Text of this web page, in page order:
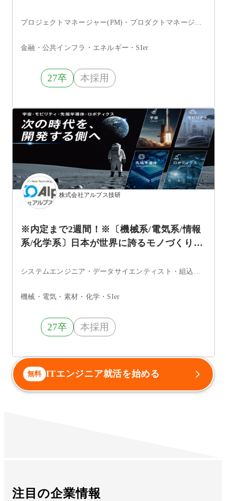
金融・公共インフラ・エネルギー・SIer
27卒 本採用
株式会社アルプス技研
※内定まで2週間！※〔機械系/電気系/情報
系/化学系〕日本が世界に誇るモノづくりエ
機械・電気・素材・化学・SIer
27卒 本採用
無料 ITエンジニア就活を始める
注目の企業情報